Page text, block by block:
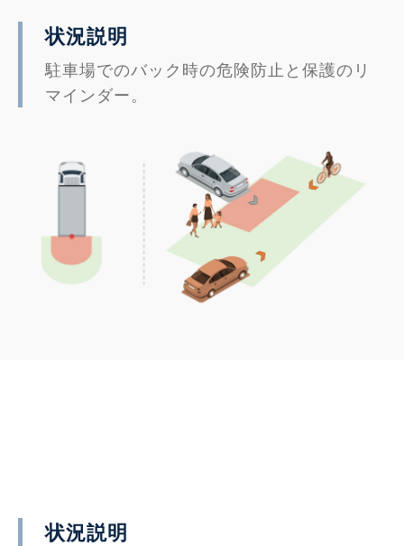
状況説明
駐車場でのバック時の危険防止と保護のリ
マインダー。
状況説明